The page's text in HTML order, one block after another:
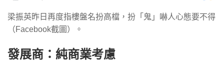
梁振英昨日再度指樓盤名扮高檔，扮「鬼」嚇人心態要不得
（Facebook截圖）。
發展商：純商業考慮